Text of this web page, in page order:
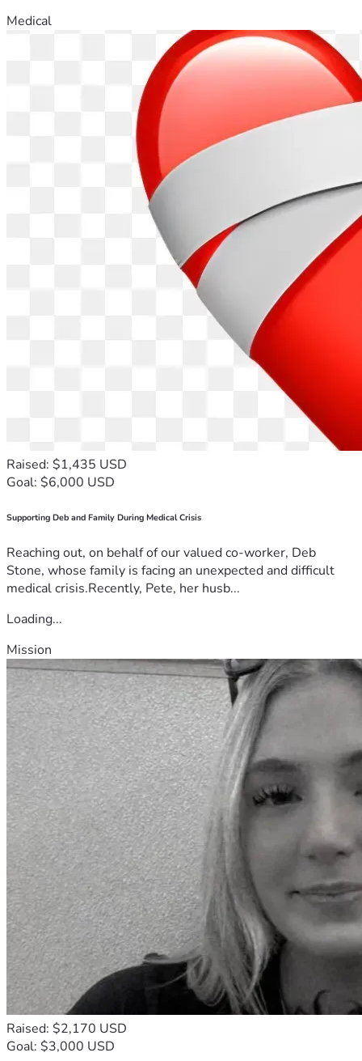
Medical
Raised: $1,435 USD
Goal: $6,000 USD
Supporting Deb and Family During Medical Crisis
Reaching out, on behalf of our valued co-worker, Deb
Stone, whose family is facing an unexpected and difficult
medical crisis.Recently, Pete, her husb...
Loading...
Mission
Raised: $2,170 USD
Goal: $3,000 USD